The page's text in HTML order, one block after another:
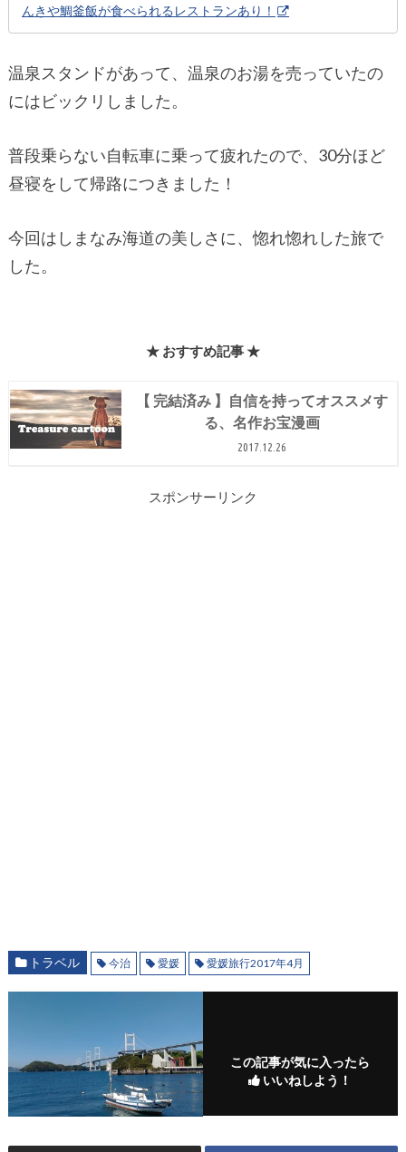
んきや鯛釜飯が食べられるレストランあり！
温泉スタンドがあって、温泉のお湯を売っていたの
にはビックリしました。
普段乗らない自転車に乗って疲れたので、30分ほど
昼寝をして帰路につきました！
今回はしまなみ海道の美しさに、惚れ惚れした旅で
した。
★ おすすめ記事 ★
【 完結済み 】自信を持ってオススメす
る、名作お宝漫画
2017.12.26
スポンサーリンク
トラベル 今治 愛媛 愛媛旅行2017年4月
この記事が気に入ったら
いいねしよう！